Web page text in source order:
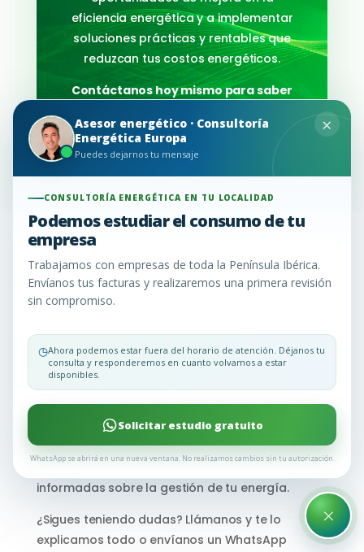
eficiencia energética y a implementar
soluciones prácticas y rentables que
reduzcan tus costos energéticos.
Contáctanos hoy mismo para saber
en tu factura de luz y gas.
F.A.Q Preguntas
Frecuentes
En Consultoría Energética EU, entendemos que la
consultoría energética puede generar una serie
de dudas. Para aclararlas y brindarte la
información que necesitas, hemos recopilado las
preguntas más comunes que nuestros clientes
nos hacen. Aquí encontrarás respuestas claras y
concisas para ayudarte a tomar decisiones
informadas sobre la gestión de tu energía.
¿Sigues teniendo dudas? Llámanos y te lo
explicamos todo o envíanos un WhatsApp
Asesor energético · Consultoría
Energética Europa
Puedes dejarnos tu mensaje
×
CONSULTORÍA ENERGÉTICA EN TU LOCALIDAD
Podemos estudiar el consumo de tu
empresa
Trabajamos con empresas de toda la Península Ibérica.
Envíanos tus facturas y realizaremos una primera revisión
sin compromiso.
◷Ahora podemos estar fuera del horario de atención. Déjanos tu
consulta y responderemos en cuanto volvamos a estar
disponibles.
Solicitar estudio gratuito
WhatsApp se abrirá en una nueva ventana. No realizamos cambios sin tu autorización.
×